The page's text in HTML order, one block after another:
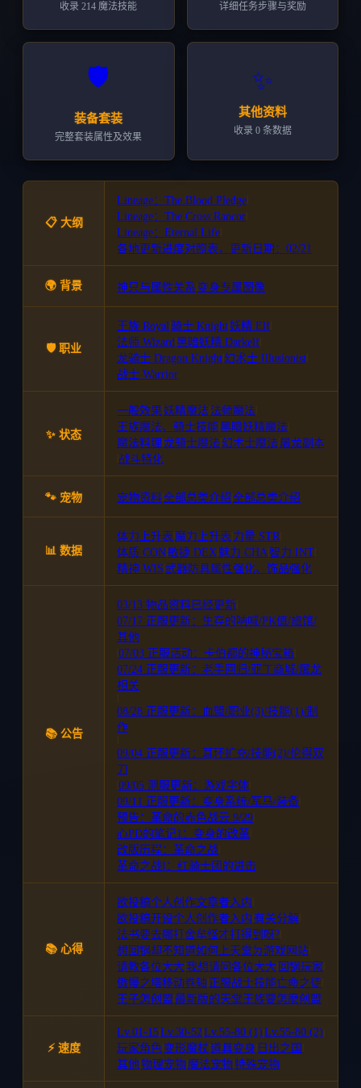
收录 214 魔法技能 详细任务步骤与奖励
🛡️
装备套装
完整套装属性及效果
✨
其他资料
收录 0 条数据
📋 大纲
Lineage：The Blood Pledge
Lineage：The Cross Rancor
Lineage：Eternal Life
各地更新进度对照表，更新日期：02/21
🌍 背景 神只与属性关系 变身专属图像
🛡️ 职业
王族 Royal骑士 Knight妖精 Elf
法师 Wizard黑暗妖精 Darkelf
龙骑士 Dragon Knight幻术士 Illusionist
战士 Warrior
✨ 状态
一般效果妖精魔法 法师魔法
王族魔法、骑士技能黑暗妖精魔法
魔法料理 龙骑士魔法幻术士魔法 屠龙副本
战斗特化
🐾 宠物 宠物资料全部总类介绍 全部总类介绍
📊 数据
体力上升表 魔力上升表 力量 STR
体质 CON敏捷 DEX 魅力 CHA智力 INT
精神 WIS 武器防具属性强化、饰品强化
📚 公告
03/13 物品资料已经更新
07/17 正服更新：生存的呐喊/PK值/旅馆/
其他
07/03 正服活动：卡伯都的神秘宝箱
07/24 正服更新：老手回归/亚丁商城/屠龙
相关
08/28 正服更新：血盟/职业(3)/技能(1)/制
作
09/04 正服更新：耳环扩充/技能(2)/伦得双
刀
09/05 测服更新：游戏字体
09/11 正服更新：变身系统/军马/装备
预告：革命的赤色战云 9/29
心PD的笔记1：变身的改革
改版历程：革命之战
革命之战I：红骑士团的进击
📚 心得
欲投稿个人创作文章者入内
欲投稿开设个人创作者入内 有关分解
法书要去哪打舍牟怪才打得到呀?
想回锅却不知道如何上天堂ㄉ游戏网站
请教各位大大我想请问各位大大 回锅玩家
傲慢之塔移动卷轴 正服战士技能亡命之徒
王子怎创盟 最新版的天堂王族要怎麽创盟
⚡ 速度
Lv.01-15Lv.30-52Lv.55-80 (1) Lv.55-80 (2)
玩家角色 变形魔杖道具变身 日出之国
其他物理宠物 魔法宠物特殊宠物